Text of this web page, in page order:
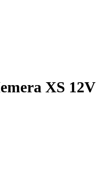
XS 12V